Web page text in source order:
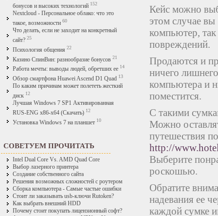
бонусов и высоких технологий 152
Nextcloud - Персональное облако: что это
такое, возможности 60
Что делать, если не заходит на конкретный
сайт? 25
Психология общения 22
Казино СпинВин: разнообразие бонусов 21
Работа мечты: выводы людей, обретших ее 14
Обзор смартфона Huawei Ascend D1 Quad 13
По каким причинам может полететь жесткий
диск 12
Лучшая Windows 7 SP1 Активированная
RUS-ENG x86-x64 (Скачать) 12
Установка Windows 7 на планшет 10
СОВЕТУЕМ ПРОЧИТАТЬ
Intel Dual Core Vs. AMD Quad Core
Выбор лазерного принтера
Создание собственного сайта
Решения возможных сложностей с роутером
Сборка компьютера - Самые частые ошибки
Стоит ли заказывать usb-ключи Rutoken?
Как выбрать внешний HDD
Почему стоит покупать лицензионный софт?
Кейс можно
этом случае
компьютер, так
повреждений.
Продаются и
ничего
компьютера и
поместится.
С такими
Можно
путешествия
http://
Выберите
роскошью.
Обратите
надевания ее
каждой сумке